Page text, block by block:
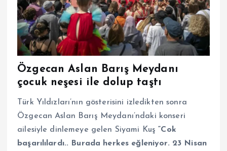
Özgecan Aslan Barış Meydanı
çocuk neşesi ile dolup taştı
Türk Yıldızları’nın gösterisini izledikten sonra
Özgecan Aslan Barış Meydanı’ndaki konseri
ailesiyle dinlemeye gelen Siyami Kuş “Cok
başarılılardı.. Burada herkes eğleniyor. 23 Nisan